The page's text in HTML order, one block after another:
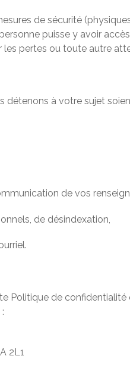
de sécurité
puisse y avoir
les pertes ou toute autre
à votre sujet
de vos
de désindexation,
Politique de
2L1